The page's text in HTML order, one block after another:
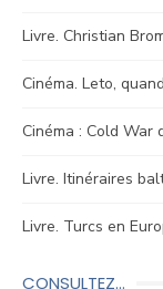
Livre. Christian
Cinéma. Leto,
Cinéma : Cold War
Livre. Itinéraires
Livre. Turcs en
CONSULTEZ…